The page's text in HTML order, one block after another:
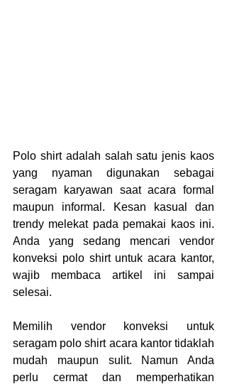
Polo shirt adalah salah satu jenis kaos
yang nyaman digunakan sebagai
seragam karyawan saat acara formal
maupun informal. Kesan kasual dan
trendy melekat pada pemakai kaos ini.
Anda yang sedang mencari vendor
konveksi polo shirt untuk acara kantor,
wajib membaca artikel ini sampai
selesai.
Memilih vendor konveksi untuk
seragam polo shirt acara kantor tidaklah
mudah maupun sulit. Namun Anda
perlu cermat dan memperhatikan